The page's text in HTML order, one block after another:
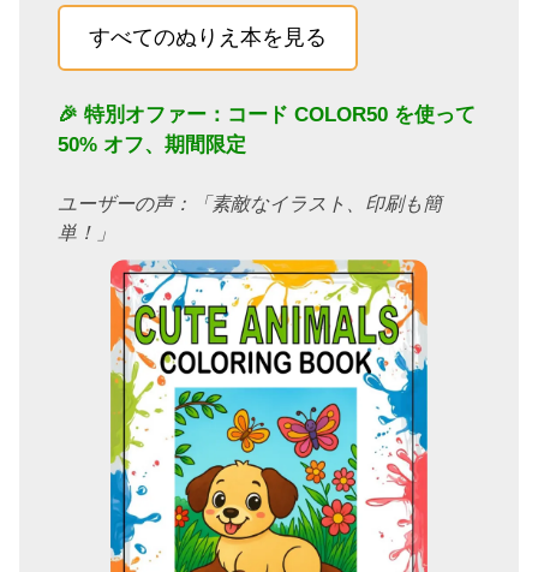
すべてのぬりえ本を見る
🎉 特別オファー：コード COLOR50 を使って
50% オフ、期間限定
ユーザーの声：「素敵なイラスト、印刷も簡
単！」